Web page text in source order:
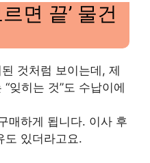
면 끝’ 물건
것처럼 보이는데, 제
잊히는 것”도 수납이에
매하게 됩니다. 이사 후
도 있더라고요.